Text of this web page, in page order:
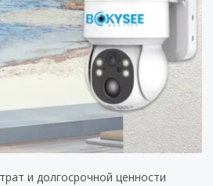
и долгосрочной ценности